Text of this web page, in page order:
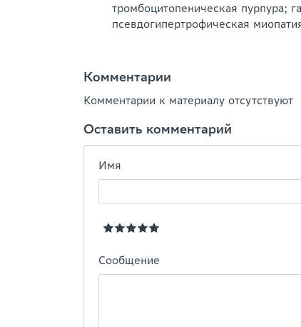
тромбоцитопеническая пурпура;
псевдогипертрофическая
Комментарии
Комментарии к материалу отсутствуют
Оставить комментарий
Имя
Сообщение